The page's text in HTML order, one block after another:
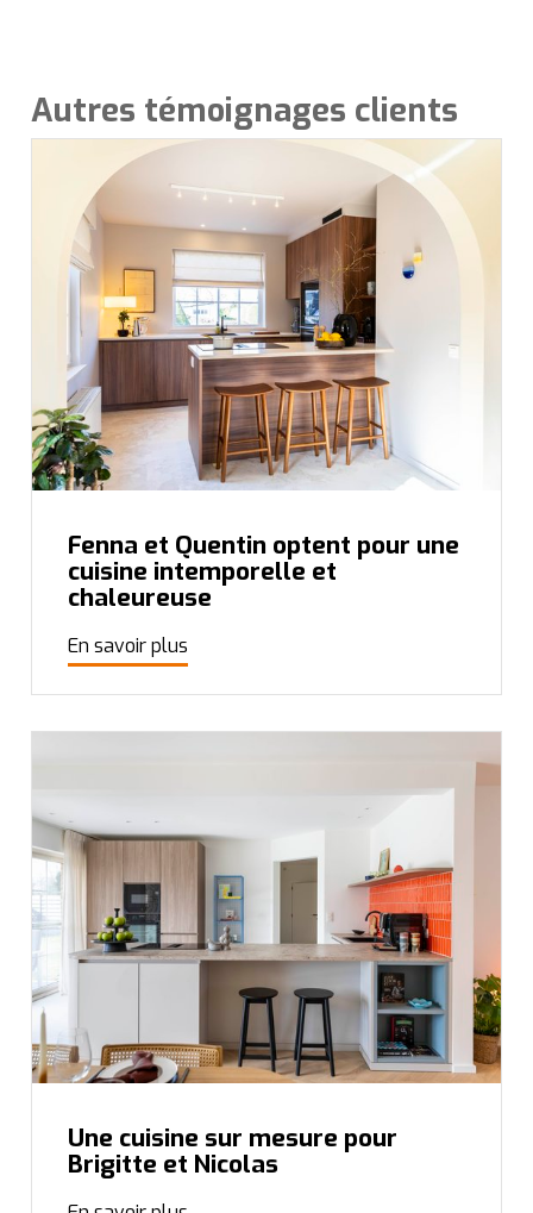
Autres témoignages clients
Fenna et Quentin optent pour une
cuisine intemporelle et
chaleureuse
En savoir plus
Une cuisine sur mesure pour
Brigitte et Nicolas